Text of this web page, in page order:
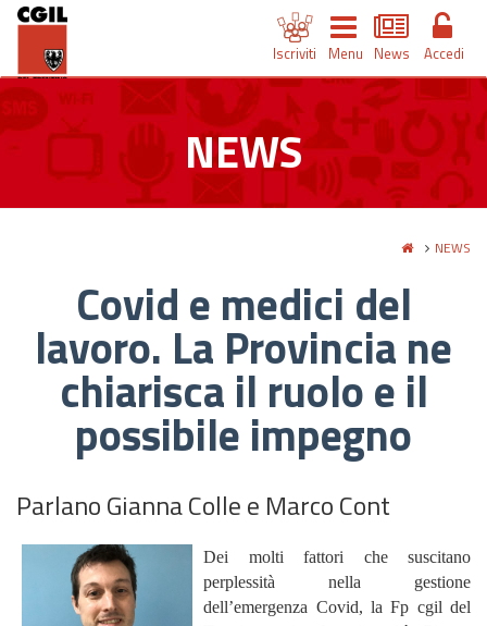
Iscriviti Menu News Accedi
NEWS
NEWS
Covid e medici del
lavoro. La Provincia ne
chiarisca il ruolo e il
possibile impegno
Parlano Gianna Colle e Marco Cont
Dei molti fattori che suscitano
perplessità nella gestione
dell’emergenza Covid, la Fp cgil del